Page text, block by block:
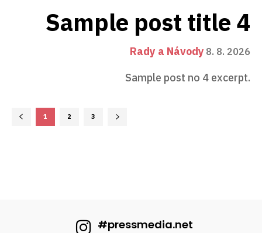
Sample post title 4
Rady a Návody 8. 8. 2026
Sample post no 4 excerpt.
1 2 3
#pressmedia.net